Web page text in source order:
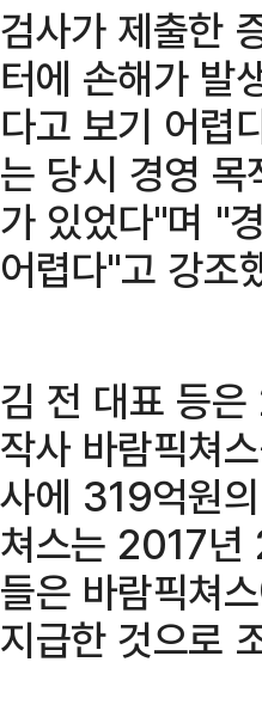
검사가 제출한
터에 손해가 발
다고 보기 어렵
는 당시 경영
가 있었다"며 "
어렵다"고 강조
김 전 대표 등
작사 바람픽쳐
사에 319억원
쳐스는 2017년
들은 바람픽쳐
지급한 것으로